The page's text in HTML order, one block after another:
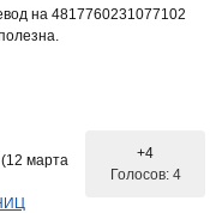
на 4817760231077102
марта
+4
Голосов: 4